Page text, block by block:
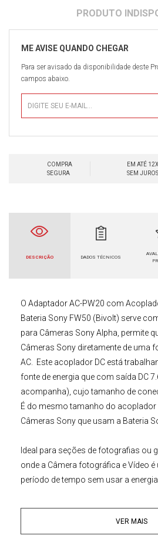
Para ser avisado da disponibilidade deste
campos abaixo.
COMPRA
SEGURA
EM ATÉ 12X
SEM JUROS
DESCRIÇÃO DADOS TÉCNICOS
O Adaptador AC-PW20 com
Bateria Sony FW50 (Bivolt) serve
para Câmeras SonyAlpha, permite
Câmeras Sony diretamente de uma
AC. Este acoplador DC está
fonte de energia que com saída DC
acompanha), cujo tamanho de
É do mesmo tamanho do acoplador
Câmeras Sony que usam a Bateria
Ideal para seções de fotografias ou
onde a Câmera fotográfica e Vídeo
período de tempo sem usar a
Substitui todas asCâmeras
VER MAIS